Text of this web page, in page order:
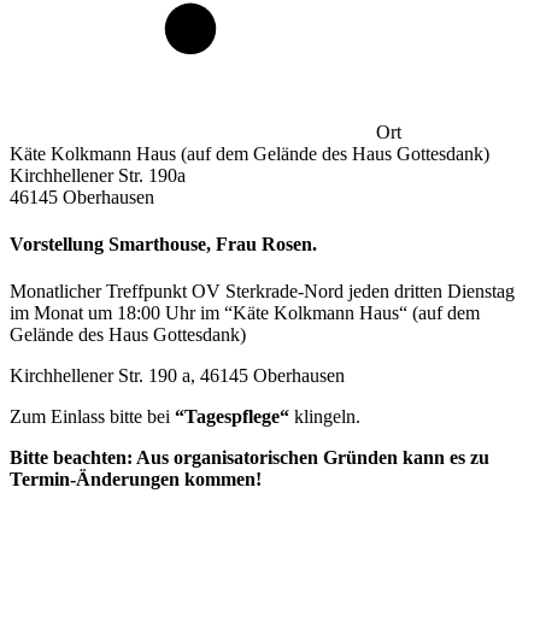
Ort
Käte Kolkmann Haus (auf dem Gelände des Haus Gottesdank)
Kirchhellener Str. 190a
46145 Oberhausen
Vorstellung Smarthouse, Frau Rosen.
Monatlicher Treffpunkt OV Sterkrade-Nord jeden dritten Dienstag
im Monat um 18:00 Uhr im “Käte Kolkmann Haus“ (auf dem
Gelände des Haus Gottesdank)
Kirchhellener Str. 190 a, 46145 Oberhausen
Zum Einlass bitte bei “Tagespflege“ klingeln.
Bitte beachten: Aus organisatorischen Gründen kann es zu
Termin-Änderungen kommen!